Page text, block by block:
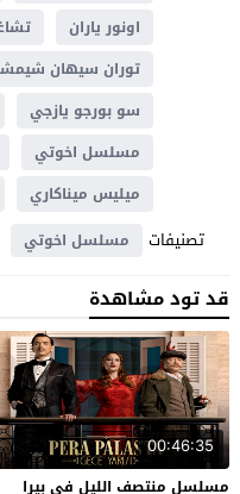
اونور ياران
توران سيهان
سو بورجو يازجي
مسلسل اخوتي
ميليس ميناكاري
تصنيفات مسلسل اخوتي
قد تود مشاهدة
00:46:35
مسلسل منتصف الليل في بيرا